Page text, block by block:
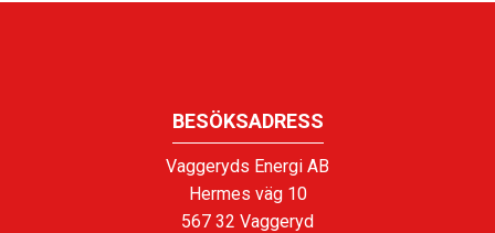
BESÖKSADRESS
Vaggeryds Energi AB
Hermes väg 10
567 32 Vaggeryd